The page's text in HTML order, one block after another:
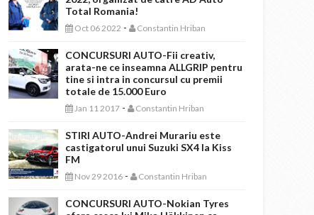
Total Romania!
Oct 06 2022 - Constantin Hriban
CONCURSURI AUTO-Fii creativ,
arata-ne ce inseamna ALLGRIP pentru
tine si intra in concursul cu premii
totale de 15.000 Euro
Jan 11 2017 - Constantin Hriban
STIRI AUTO-Andrei Murariu este
castigatorul unui Suzuki SX4 la Kiss
FM
Nov 29 2016 - Constantin Hriban
CONCURSURI AUTO-Nokian Tyres